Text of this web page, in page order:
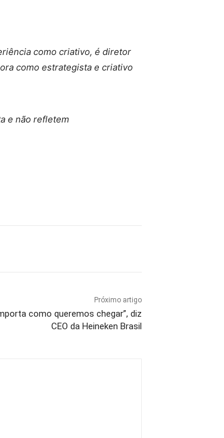
como criativo, é diretor
como estrategista e criativo
e não refletem
Próximo artigo
como queremos chegar”, diz
CEO da Heineken Brasil